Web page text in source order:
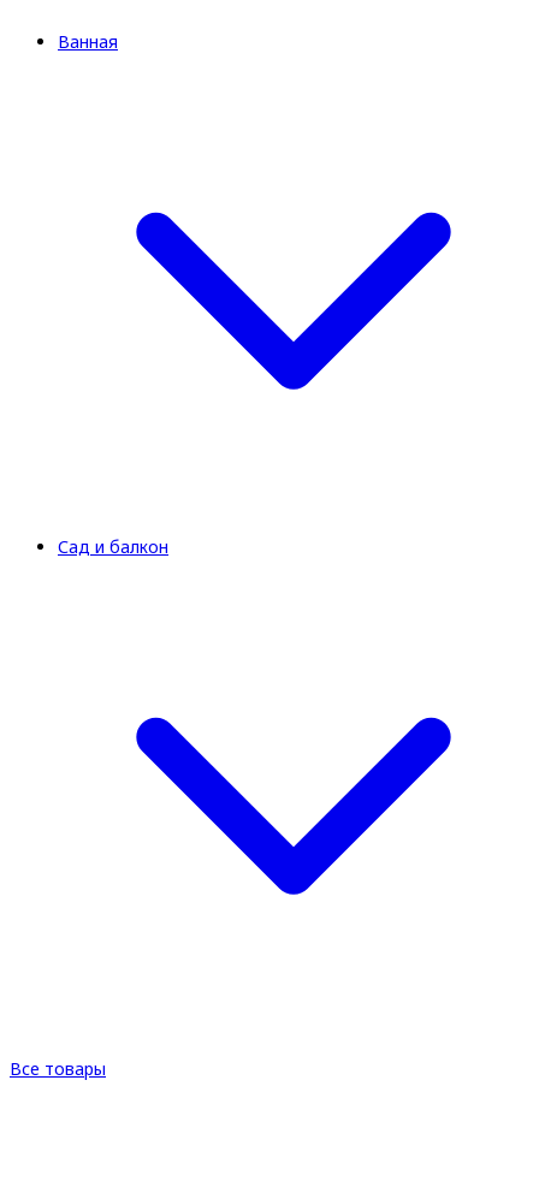
Ванная
Сад и балкон
Все товары